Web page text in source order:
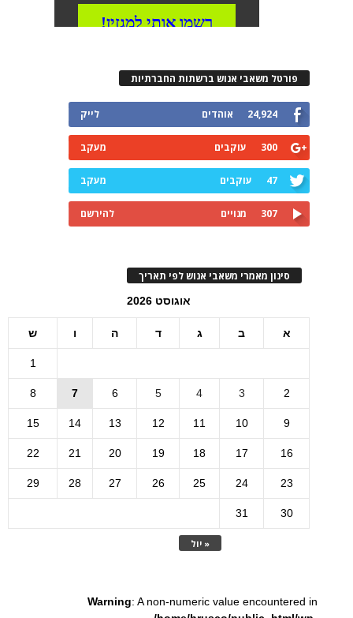
פורטל משאבי אנוש ברשתות החברתיות
24,924 אוהדים לייק
300 עוקבים מעקב
47 עוקבים מעקב
307 מנויים להירשם
סינון מאמרי משאבי אנוש לפי תאריך
אוגוסט 2026
א ב ג ד ה ו ש
« יול
1
2
3
4
5
6
7
8
9
10
11
12
13
14
15
16
17
18
19
20
21
22
23
24
25
26
27
28
29
30
31
Warning: A non-numeric value encountered in